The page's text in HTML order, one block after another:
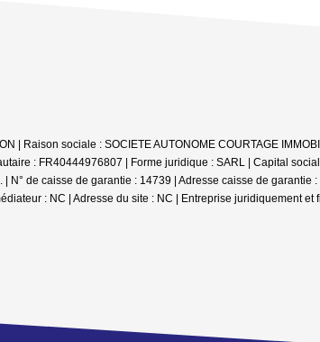
| Raison sociale : SOCIETE AUTONOME COURTAGE
: FR40444976807 | Forme juridique : SARL | Capital
de caisse de garantie : 14739 | Adresse caisse de
: NC | Adresse du site : NC |
Entreprise juridiquement et